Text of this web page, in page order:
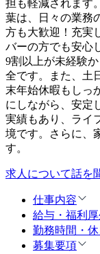
担も軽減されます
葉は、日々の業務
方も大歓迎！充実
バーの方でも安心
9割以上が未経験
全です。また、土
末年始休暇もしっ
にしながら、安定
実績もあり、ライ
境です。さらに、
す。
求人について話を
仕事内容
給与・福利厚
勤務時間・休
募集要項